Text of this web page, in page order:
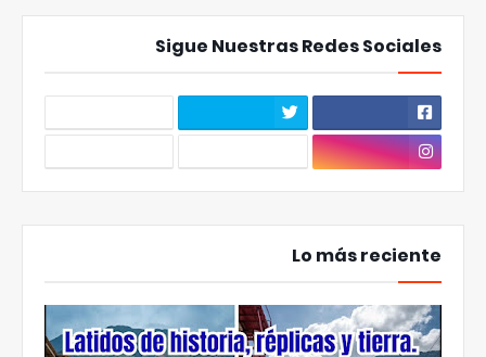
Sigue Nuestras Redes Sociales
Lo más reciente